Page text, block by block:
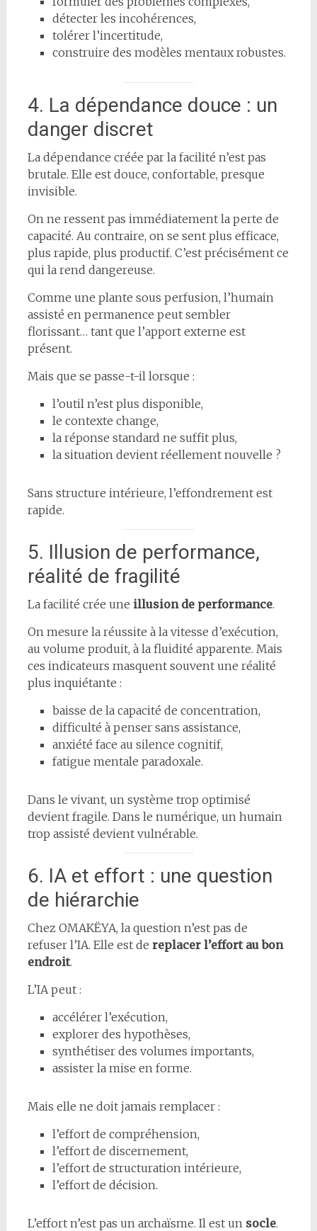
détecter les incohérences,
tolérer l’incertitude,
construire des modèles mentaux robustes.
4. La dépendance douce : un
danger discret
La dépendance créée par la facilité n’est pas
brutale. Elle est douce, confortable, presque
invisible.
On ne ressent pas immédiatement la perte de
capacité. Au contraire, on se sent plus efficace,
plus rapide, plus productif. C’est précisément ce
qui la rend dangereuse.
Comme une plante sous perfusion, l’humain
assisté en permanence peut sembler
florissant… tant que l’apport externe est
présent.
Mais que se passe-t-il lorsque :
l’outil n’est plus disponible,
le contexte change,
la réponse standard ne suffit plus,
la situation devient réellement nouvelle ?
Sans structure intérieure, l’effondrement est
rapide.
5. Illusion de performance,
réalité de fragilité
La facilité crée une illusion de performance.
On mesure la réussite à la vitesse d’exécution,
au volume produit, à la fluidité apparente. Mais
ces indicateurs masquent souvent une réalité
plus inquiétante :
baisse de la capacité de concentration,
difficulté à penser sans assistance,
anxiété face au silence cognitif,
fatigue mentale paradoxale.
Dans le vivant, un système trop optimisé
devient fragile. Dans le numérique, un humain
trop assisté devient vulnérable.
6. IA et effort : une question
de hiérarchie
Chez OMAKËYA, la question n’est pas de
refuser l’IA. Elle est de replacer l’effort au bon
endroit.
L’IA peut :
accélérer l’exécution,
explorer des hypothèses,
synthétiser des volumes importants,
assister la mise en forme.
Mais elle ne doit jamais remplacer :
l’effort de compréhension,
l’effort de discernement,
l’effort de structuration intérieure,
l’effort de décision.
L’effort n’est pas un archaïsme. Il est un socle.